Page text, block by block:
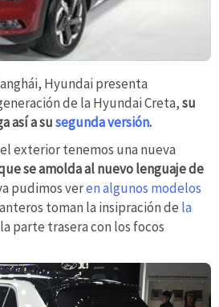
Hyundai presenta
de la Hyundai Creta,su
así a susegunda versión.
el exterior tenemos una nueva
se amolda al nuevo lenguaje de
pudimos veren algunos modelos
toman la insipración de la
parte trasera con los focos